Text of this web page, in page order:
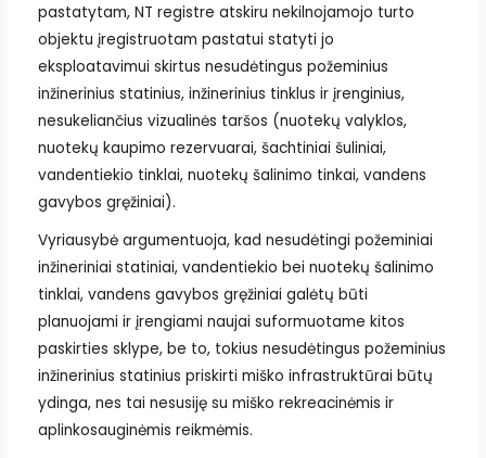
pastatytam, NT registre atskiru nekilnojamojo turto
objektu įregistruotam pastatui statyti jo
eksploatavimui skirtus nesudėtingus požeminius
inžinerinius statinius, inžinerinius tinklus ir įrenginius,
nesukeliančius vizualinės taršos (nuotekų valyklos,
nuotekų kaupimo rezervuarai, šachtiniai šuliniai,
vandentiekio tinklai, nuotekų šalinimo tinkai, vandens
gavybos gręžiniai).
Vyriausybė argumentuoja, kad nesudėtingi požeminiai
inžineriniai statiniai, vandentiekio bei nuotekų šalinimo
tinklai, vandens gavybos gręžiniai galėtų būti
planuojami ir įrengiami naujai suformuotame kitos
paskirties sklype, be to, tokius nesudėtingus požeminius
inžinerinius statinius priskirti miško infrastruktūrai būtų
ydinga, nes tai nesusiję su miško rekreacinėmis ir
aplinkosauginėmis reikmėmis.